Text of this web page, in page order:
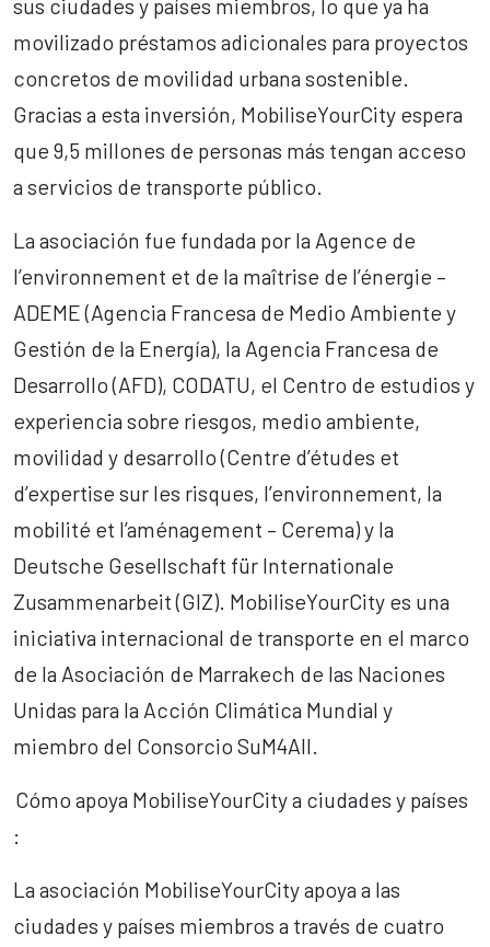
sus ciudades y países miembros, lo que ya ha
movilizado préstamos adicionales para proyectos
concretos de movilidad urbana sostenible.
Gracias a esta inversión, MobiliseYourCity espera
que 9,5 millones de personas más tengan acceso
a servicios de transporte público.
La asociación fue fundada por la Agence de
l’environnement et de la maîtrise de l’énergie –
ADEME (Agencia Francesa de Medio Ambiente y
Gestión de la Energía), la Agencia Francesa de
Desarrollo (AFD), CODATU, el Centro de estudios y
experiencia sobre riesgos, medio ambiente,
movilidad y desarrollo (Centre d’études et
d’expertise sur les risques, l’environnement, la
mobilité et l’aménagement – Cerema) y la
Deutsche Gesellschaft für Internationale
Zusammenarbeit (GIZ). MobiliseYourCity es una
iniciativa internacional de transporte en el marco
de la Asociación de Marrakech de las Naciones
Unidas para la Acción Climática Mundial y
miembro del Consorcio SuM4All.
Cómo apoya MobiliseYourCity a ciudades y países
:
La asociación MobiliseYourCity apoya a las
ciudades y países miembros a través de cuatro